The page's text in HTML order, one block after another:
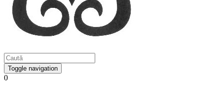
Toggle navigation
0